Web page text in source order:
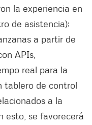
la experiencia en
de asistencia);
a partir de
APIs,
real para la
tablero de control
a la
esto, se favorecerá